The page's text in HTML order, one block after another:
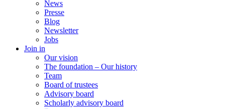
News
Presse
Blog
Newsletter
Jobs
Join in
Our vision
The foundation – Our history
Team
Board of trustees
Advisory board
Scholarly advisory board